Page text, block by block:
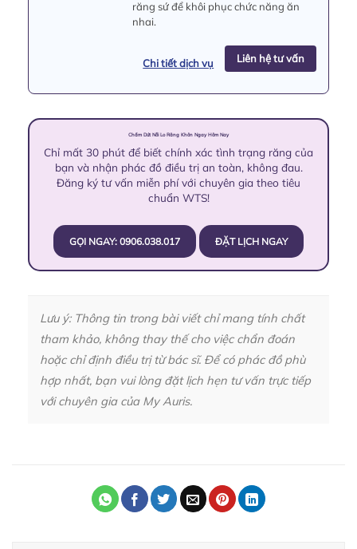
răng sứ để khôi phục chức năng ăn
nhai.
Chi tiết dịch vụ Liên hệ tư vấn
Chấm Dứt Nỗi Lo Răng Khôn Ngay Hôm Nay
Chỉ mất 30 phút để biết chính xác tình trạng răng của
bạn và nhận phác đồ điều trị an toàn, không đau.
Đăng ký tư vấn miễn phí với chuyên gia theo tiêu
chuẩn WTS!
GỌI NGAY: 0906.038.017 ĐẶT LỊCH NGAY
Lưu ý: Thông tin trong bài viết chỉ mang tính chất
tham khảo, không thay thế cho việc chẩn đoán
hoặc chỉ định điều trị từ bác sĩ. Để có phác đồ phù
hợp nhất, bạn vui lòng đặt lịch hẹn tư vấn trực tiếp
với chuyên gia của My Auris.